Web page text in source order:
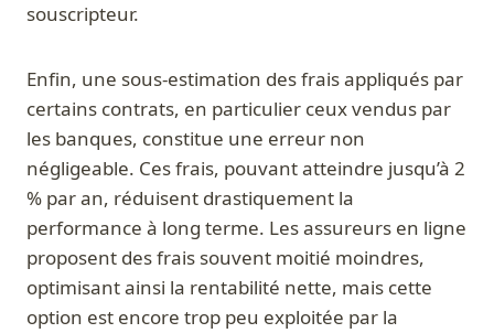
souscripteur.
Enfin, une sous-estimation des frais appliqués par
certains contrats, en particulier ceux vendus par
les banques, constitue une erreur non
négligeable. Ces frais, pouvant atteindre jusqu’à 2
% par an, réduisent drastiquement la
performance à long terme. Les assureurs en ligne
proposent des frais souvent moitié moindres,
optimisant ainsi la rentabilité nette, mais cette
option est encore trop peu exploitée par la